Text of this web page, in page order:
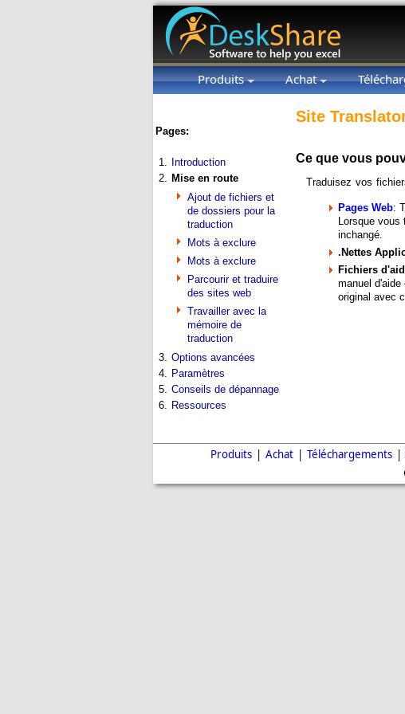
Produits Achat
Pages:
1.
Introduction
2. Mise en route
Ajout de fichiers et
de dossiers pour la
traduction
Mots à exclure
Mots à exclure
Parcourir et traduire
des sites web
Travailler avec la
mémoire de
traduction
3. Options avancées
4. Paramètres
5. Conseils de dépannage
6. Ressources
Site
Ce que vous
Traduisez vos
Pages Web:
Lorsque
inchangé.
.Nettes
Fichiers
manuel
original avec
Produits | Achat | Téléchargements |